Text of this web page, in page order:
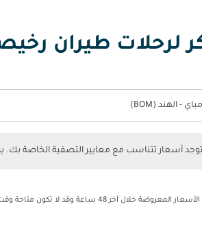
لرحلات طيران
توجد أسعار تتناسب مع معايير التصفية الخاصة
خلال آخر 48 ساعة وقد لا تكون متاحة وقت الحجز.